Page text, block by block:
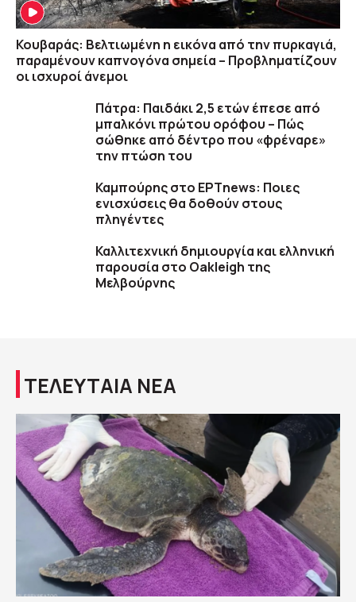
Κουβαράς: Βελτιωμένη η εικόνα από την πυρκαγιά,
παραμένουν καπνογόνα σημεία – Προβληματίζουν
οι ισχυροί άνεμοι
Πάτρα: Παιδάκι 2,5 ετών έπεσε από
μπαλκόνι πρώτου ορόφου – Πώς
σώθηκε από δέντρο που «φρέναρε»
την πτώση του
Καμπούρης στο ΕΡΤnews: Ποιες
ενισχύσεις θα δοθούν στους
πληγέντες
Καλλιτεχνική δημιουργία και ελληνική
παρουσία στο Oakleigh της
Μελβούρνης
ΤΕΛΕΥΤΑΙΑ ΝΕΑ